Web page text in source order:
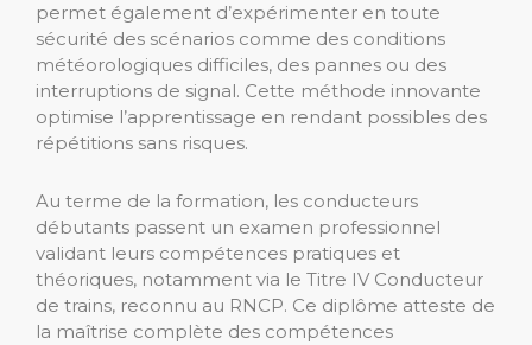
permet également d’expérimenter en toute
sécurité des scénarios comme des conditions
météorologiques difficiles, des pannes ou des
interruptions de signal. Cette méthode innovante
optimise l’apprentissage en rendant possibles des
répétitions sans risques.
Au terme de la formation, les conducteurs
débutants passent un examen professionnel
validant leurs compétences pratiques et
théoriques, notamment via le Titre IV Conducteur
de trains, reconnu au RNCP. Ce diplôme atteste de
la maîtrise complète des compétences